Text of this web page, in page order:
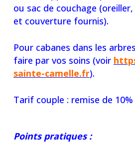
ou sac de couchage
et couverture fournis).
Pour cabanes dans les
faire par vos soins (voir
sainte-camelle.fr).
Tarif couple : remise de 10%
Points pratiques :